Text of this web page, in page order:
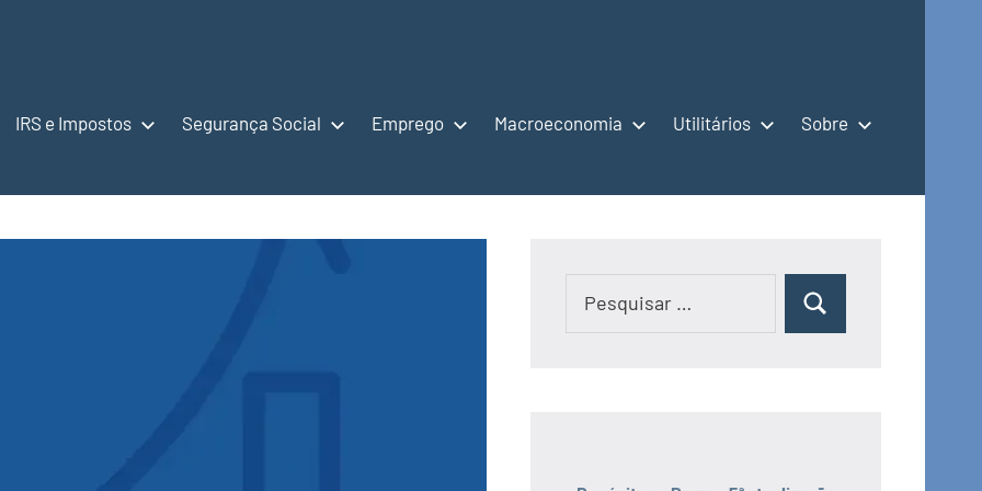
IRS e Impostos Segurança Social Emprego Macroeconomia Utilitários Sobre
Pesquisar